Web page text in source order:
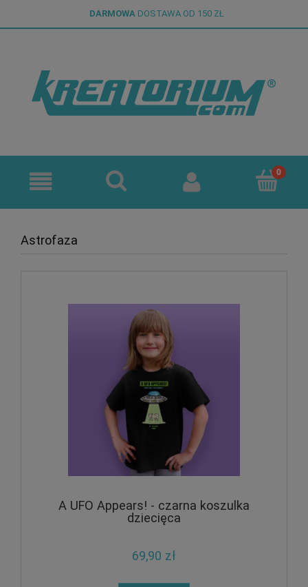
DARMOWA DOSTAWA OD 150 ZŁ
Astrofaza
A UFO Appears! - czarna koszulka
dziecięca
69,90 zł